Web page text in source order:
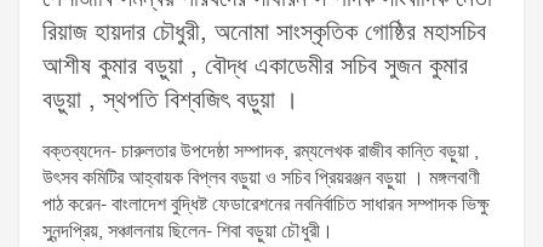
রিয়াজ হায়দার চৌধুরী, অনোমা সাংস্কৃতিক গোষ্ঠির মহাসচিব
আশীষ কুমার বড়ুয়া , বৌদ্ধ একাডেমীর সচিব সুজন কুমার
বড়ুয়া , স্থপতি বিশ্বজিৎ বড়ুয়া ।
বক্তব্যদেন- চারুলতার উপদেষ্ঠা সম্পাদক, রম্যলেখক রাজীব কান্তি বড়ুয়া ,
উৎসব কমিটির আহ্বায়ক বিপ্লব বড়ুয়া ও সচিব প্রিয়রঞ্জন বড়ুয়া । মঙ্গলবাণী
পাঠ করেন- বাংলাদেশ বুদ্ধিষ্ট ফেডারেশনের নবনির্বাচিত সাধারন সম্পাদক ভিক্ষু
সুনন্দপ্রিয়, সঞ্চালনায় ছিলেন- শিবা বড়ুয়া চৌধুরী।